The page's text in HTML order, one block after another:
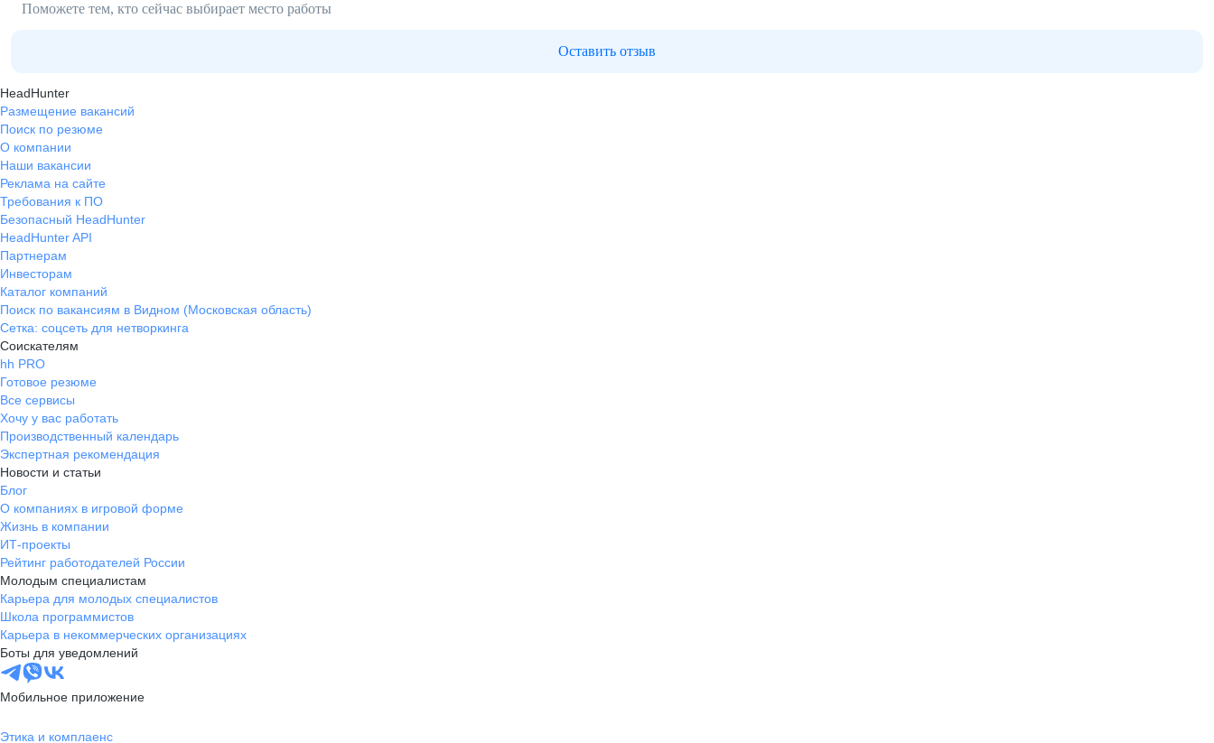
Поможете тем, кто сейчас выбирает место работы
Оставить отзыв
HeadHunter
Размещение вакансий
Поиск по резюме
О компании
Наши вакансии
Реклама на сайте
Требования к ПО
Безопасный HeadHunter
HeadHunter API
Партнерам
Инвесторам
Каталог компаний
Поиск по вакансиям в Видном (Московская область)
Сетка: соцсеть для нетворкинга
Соискателям
hh PRO
Готовое резюме
Все сервисы
Хочу у вас работать
Производственный календарь
Экспертная рекомендация
Новости и статьи
Блог
О компаниях в игровой форме
Жизнь в компании
ИТ-проекты
Рейтинг работодателей России
Молодым специалистам
Карьера для молодых специалистов
Школа программистов
Карьера в некоммерческих организациях
Боты для уведомлений
Мобильное приложение
Этика и комплаенс